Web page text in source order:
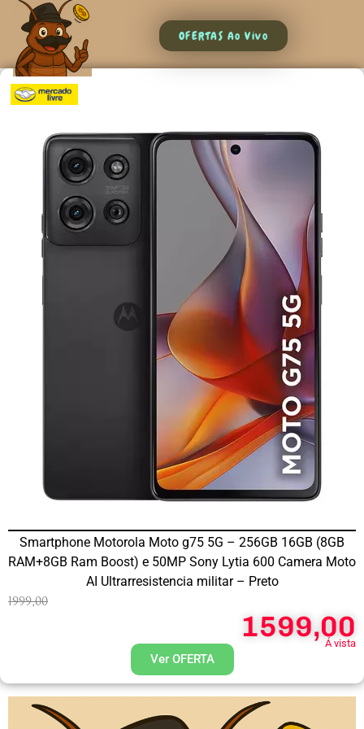
OFERTAS Ao Vivo
Smartphone Motorola Moto g75 5G – 256GB 16GB (8GB
RAM+8GB Ram Boost) e 50MP Sony Lytia 600 Camera Moto
AI Ultrarresistencia militar – Preto
1999,00
1599,00
Á vista
Ver OFERTA